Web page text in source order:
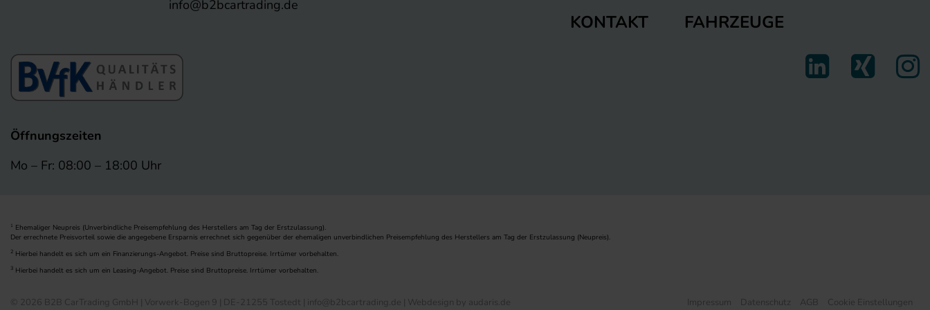
info@b2bcartrading.de
Öffnungszeiten
Mo – Fr: 08:00 – 18:00 Uhr
KONTAKT FAHRZEUGE
1
Ehemaliger Neupreis (Unverbindliche Preisempfehlung des Herstellers am Tag der Erstzulassung).
Der errechnete Preisvorteil sowie die angegebene Ersparnis errechnet sich gegenüber der ehemaligen unverbindlichen Preisempfehlung des Herstellers am Tag der Erstzulassung (Neupreis).
2 Hierbei handelt es sich um ein Finanzierungs-Angebot. Preise sind Bruttopreise. Irrtümer vorbehalten.
3 Hierbei handelt es sich um ein Leasing-Angebot. Preise sind Bruttopreise. Irrtümer vorbehalten.
© 2026 B2B CarTrading GmbH | Vorwerk-Bogen 9 | DE-21255 Tostedt | info@b2bcartrading.de | Webdesign by audaris.de Impressum Datenschutz AGB Cookie Einstellungen